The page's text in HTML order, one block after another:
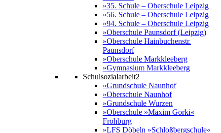
»35. Schule – Oberschule Leipzig
»56. Schule – Oberschule Leipzig
»94. Schule – Oberschule Leipzig
»Oberschule Paunsdorf (Leipzig)
»Oberschule Hainbuchenstr.
Paunsdorf
»Oberschule Markkleeberg
»Gymnasium Markkleeberg
Schulsozialarbeit2
»Grundschule Naunhof
»Oberschule Naunhof
»Grundschule Wurzen
»Oberschule »Maxim Gorki«
Frohburg
»LFS Döbeln »Schloßbergschule«